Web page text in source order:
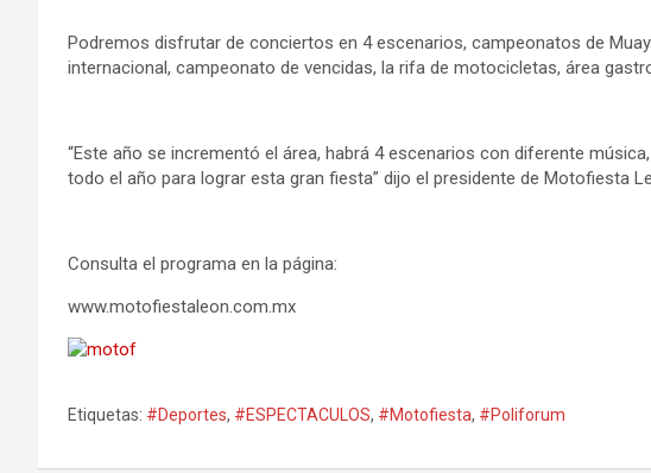
Podremos disfrutar de conciertos en 4 escenarios, campeonatos de
internacional, campeonato de vencidas, la rifa de motocicletas, área
“Este año se incrementó el área, habrá 4 escenarios con diferente
todo el año para lograr esta gran fiesta” dijo el presidente de Motofiesta
Consulta el programa en la página:
www.motofiestaleon.com.mx
Etiquetas: #Deportes, #ESPECTACULOS, #Motofiesta, #Poliforum